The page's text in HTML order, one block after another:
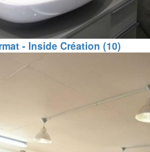
- Inside Création (10)